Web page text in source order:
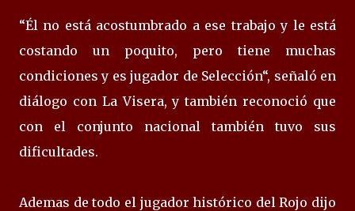
“Él no está acostumbrado a ese trabajo y le está
costando un poquito, pero tiene muchas
condiciones y es jugador de Selección“, señaló en
diálogo con La Visera, y también reconoció que
con el conjunto nacional también tuvo sus
dificultades.
Ademas de todo el jugador histórico del Rojo dijo